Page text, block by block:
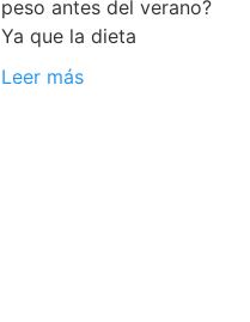
peso antes del verano?
Ya que la dieta
Leer más